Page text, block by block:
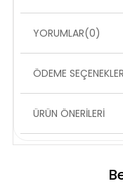
YORUMLAR(0)
ÖDEME
ÜRÜN ÖNERILERI